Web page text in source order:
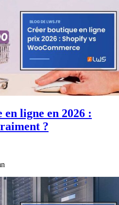
ligne en 2026 :
?